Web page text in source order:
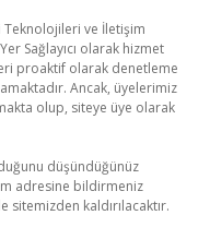
Teknolojileri ve İletişim
Sağlayıcı olarak hizmet
proaktif olarak denetleme
Ancak, üyelerimiz
olup, siteye üye olarak
düşündüğünüz
adresine bildirmeniz
kaldırılacaktır.